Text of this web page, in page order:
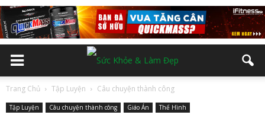
Trang Chủ Tập Luyện Câu chuyện thành công
Tập Luyện Câu chuyện thành công Giáo Án Thể Hình